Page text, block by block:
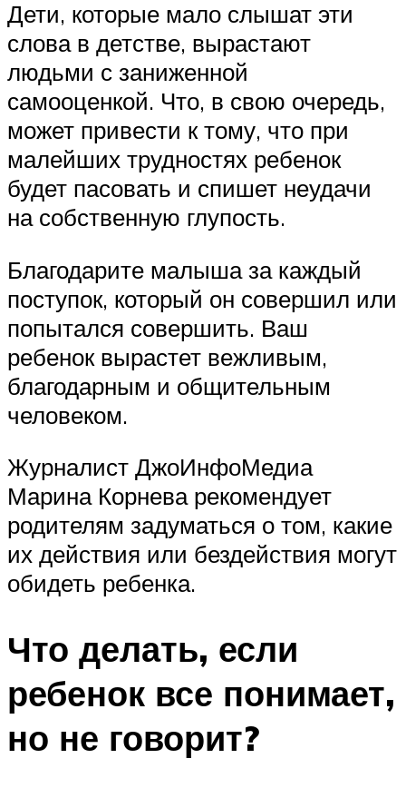
Дети, которые мало слышат эти
слова в детстве, вырастают
людьми с заниженной
самооценкой. Что, в свою очередь,
может привести к тому, что при
малейших трудностях ребенок
будет пасовать и спишет неудачи
на собственную глупость.
Благодарите малыша за каждый
поступок, который он совершил или
попытался совершить. Ваш
ребенок вырастет вежливым,
благодарным и общительным
человеком.
Журналист ДжоИнфоМедиа
Марина Корнева рекомендует
родителям задуматься о том, какие
их действия или бездействия могут
обидеть ребенка.
Что делать, если
ребенок все понимает,
но не говорит?